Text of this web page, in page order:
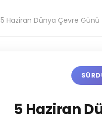
5 Haziran Dünya Çevre Günü
5 Haziran